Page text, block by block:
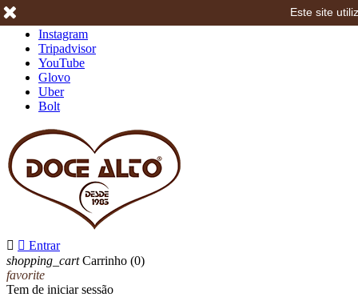
Instagram
Tripadvisor
YouTube
Glovo
Uber
Bolt
  Entrar
shopping_cart Carrinho (0)
favorite
Tem de iniciar sessão
Este site